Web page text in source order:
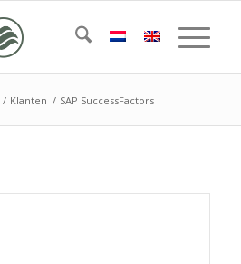
/ Klanten / SAP SuccessFactors